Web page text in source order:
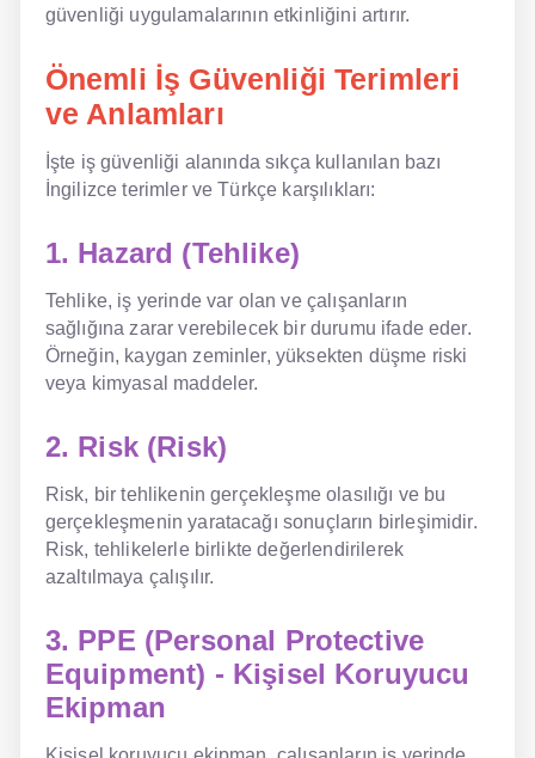
güvenliği uygulamalarının etkinliğini artırır.
Önemli İş Güvenliği Terimleri
ve Anlamları
İşte iş güvenliği alanında sıkça kullanılan bazı
İngilizce terimler ve Türkçe karşılıkları:
1. Hazard (Tehlike)
Tehlike, iş yerinde var olan ve çalışanların
sağlığına zarar verebilecek bir durumu ifade eder.
Örneğin, kaygan zeminler, yüksekten düşme riski
veya kimyasal maddeler.
2. Risk (Risk)
Risk, bir tehlikenin gerçekleşme olasılığı ve bu
gerçekleşmenin yaratacağı sonuçların birleşimidir.
Risk, tehlikelerle birlikte değerlendirilerek
azaltılmaya çalışılır.
3. PPE (Personal Protective
Equipment) - Kişisel Koruyucu
Ekipman